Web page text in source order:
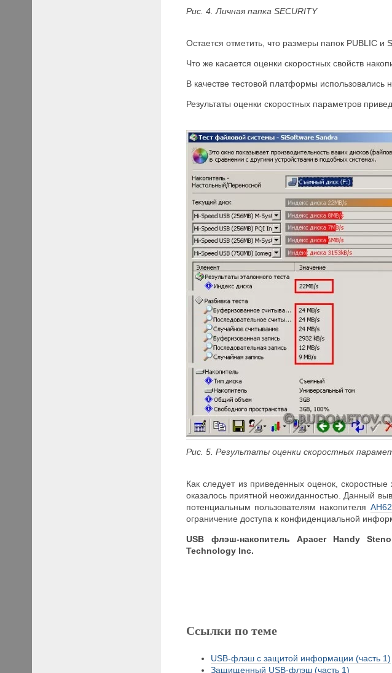
Рис.4. Личная папкаSECURITY
Остается отметить, что размеры папок PUBLIC и
Что же касается оценки скоростных свойств
В качестве тестовой платформы использовались
Результаты оценки скоростных параметров
Рис. 5. Результаты оценки скоростных
Как следует из приведенных оценок,
оказалось приятной неожиданностью. Данный
потенциальным пользователям накопителя
ограничение доступа к конфиденциальной
USB флэш-накопитель Apacer Handy
Technology Inc.
Ссылки по теме
USB-флэш с защитой информации (часть 1)
Защищенный USB-флэш (часть 1)